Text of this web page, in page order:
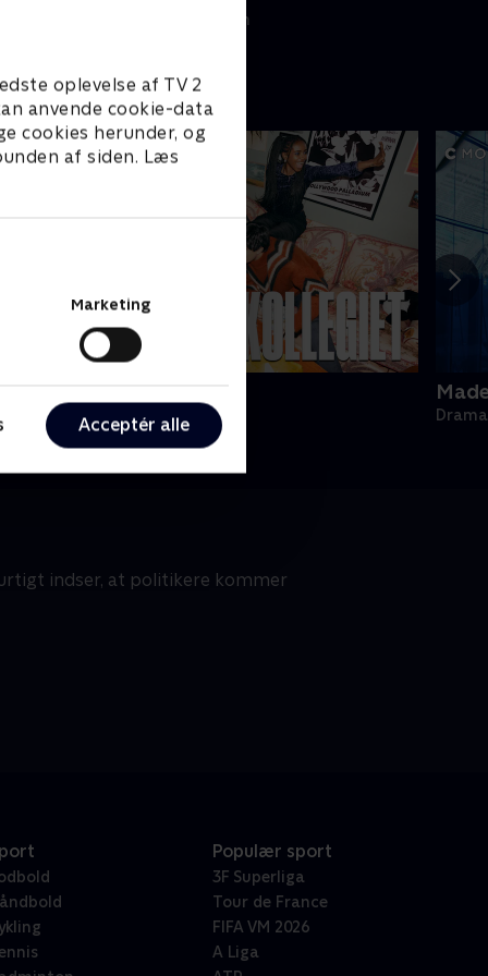
oplevelse af TV 2
anvende cookie-data
cookies herunder, og
af siden. Læs
Marketing
Acceptér alle
8. juni 2006 • 28 min
• 1 sæsoner
indser, at politikere kommer
Populær sport
3F Superliga
Tour de France
FIFA VM 2026
A Liga